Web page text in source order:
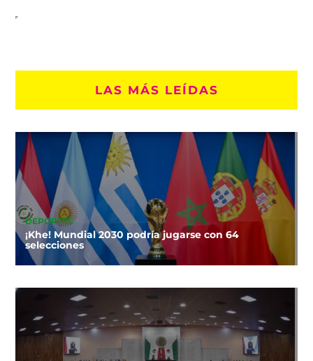
LAS MÁS LEÍDAS
DEPORTES
¡Khe! Mundial 2030 podría jugarse con 64
selecciones